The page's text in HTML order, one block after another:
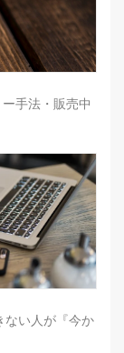
手法・販売中
ない人が『今か